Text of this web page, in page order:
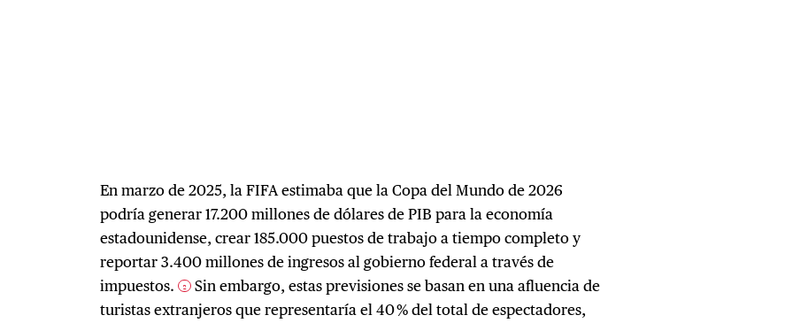
En marzo de 2025, la FIFA estimaba que la Copa del Mundo de 2026
podría generar 17.200 millones de dólares de PIB para la economía
estadounidense, crear 185.000 puestos de trabajo a tiempo completo y
reportar 3.400 millones de ingresos al gobierno federal a través de
impuestos. 2 Sin embargo, estas previsiones se basan en una afluencia de
turistas extranjeros que representaría el 40 % del total de espectadores,